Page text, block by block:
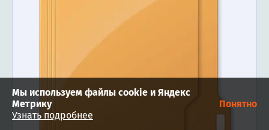
Мы используем файлы cookie и Яндекс
Метрику
Узнать подробнее
Понятно